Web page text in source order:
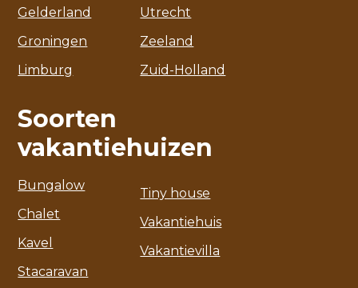
Gelderland
Groningen
Limburg
Utrecht
Zeeland
Zuid-Holland
Soorten
vakantiehuizen
Bungalow
Chalet
Kavel
Stacaravan
Tiny house
Vakantiehuis
Vakantievilla